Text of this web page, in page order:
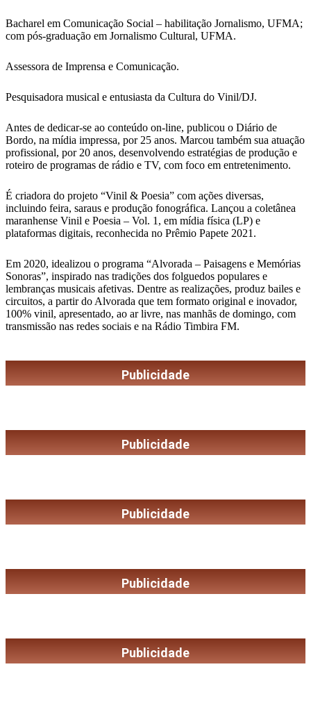
Bacharel em Comunicação Social – habilitação Jornalismo, UFMA;
com pós-graduação em Jornalismo Cultural, UFMA.
Assessora de Imprensa e Comunicação.
Pesquisadora musical e entusiasta da Cultura do Vinil/DJ.
Antes de dedicar-se ao conteúdo on-line, publicou o Diário de
Bordo, na mídia impressa, por 25 anos. Marcou também sua atuação
profissional, por 20 anos, desenvolvendo estratégias de produção e
roteiro de programas de rádio e TV, com foco em entretenimento.
É criadora do projeto “Vinil & Poesia” com ações diversas,
incluindo feira, saraus e produção fonográfica. Lançou a coletânea
maranhense Vinil e Poesia – Vol. 1, em mídia física (LP) e
plataformas digitais, reconhecida no Prêmio Papete 2021.
Em 2020, idealizou o programa “Alvorada – Paisagens e Memórias
Sonoras”, inspirado nas tradições dos folguedos populares e
lembranças musicais afetivas. Dentre as realizações, produz bailes e
circuitos, a partir do Alvorada que tem formato original e inovador,
100% vinil, apresentado, ao ar livre, nas manhãs de domingo, com
transmissão nas redes sociais e na Rádio Timbira FM.
Publicidade
Publicidade
Publicidade
Publicidade
Publicidade